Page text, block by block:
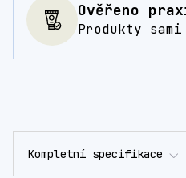
Ověřeno
Produkty
Kompletní specifikace